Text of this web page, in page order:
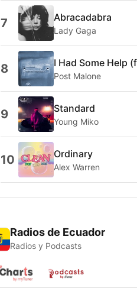
7 Abracadabra
Lady Gaga
8 I Had Some Help
Post Malone
9 Standard
Young Miko
10 Ordinary
Alex Warren
Radios de Ecuador
Radios y Podcasts